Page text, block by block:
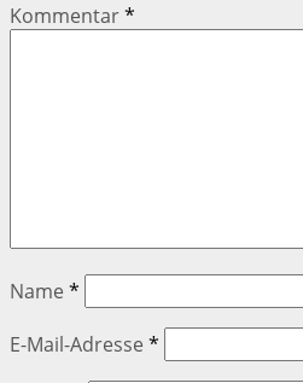
Kommentar*
Name *
E-Mail-Adresse *